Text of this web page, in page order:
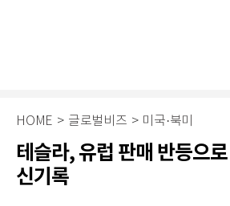
HOME > 글로벌비즈 > 미국·북미
테슬라, 유럽 판매 반등으
신기록